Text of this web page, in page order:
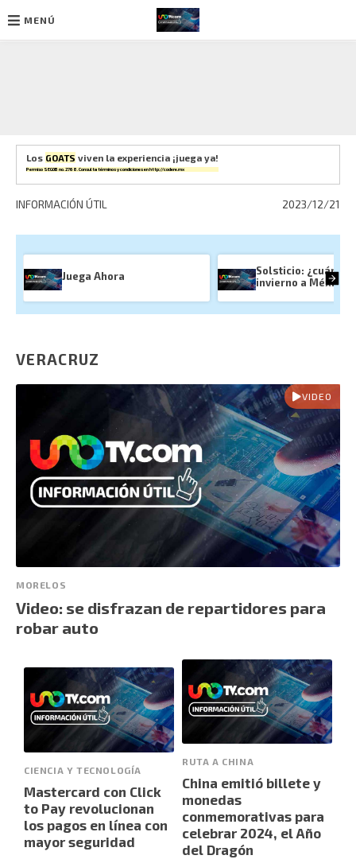
MENÚ
Los GOATS viven la experiencia ¡juega ya!
Permiso SEGOB no. 2768. Consulta términos y condiciones enhttp://codere.mx
INFORMACIÓN ÚTIL 2023/12/21
Juega Ahora
Solsticio: ¿cuándo
invierno a México?
VERACRUZ
VIDEO
MORELOS
Video: se disfrazan de repartidores para
robar auto
CIENCIA Y TECNOLOGÍA
Mastercard con Click
to Pay revolucionan
los pagos en línea con
mayor seguridad
RUTA A CHINA
China emitió billete y
monedas
conmemorativas para
celebrar 2024, el Año
del Dragón